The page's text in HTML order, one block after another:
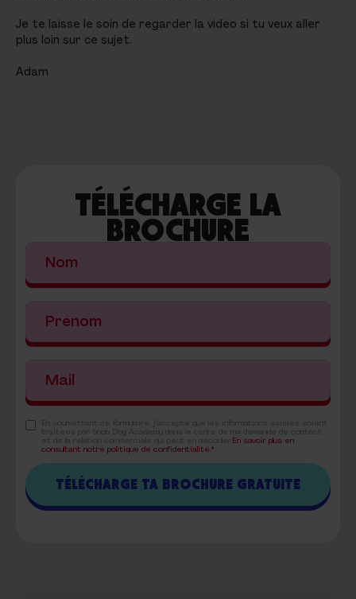
Je te laisse le soin de regarder la vidéo si tu veux aller
plus loin sur ce sujet.
Adam
TÉLÉCHARGE LA
BROCHURE
En savoir plus en
consultant notre politique de confidentialité.*